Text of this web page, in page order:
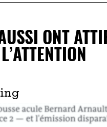
ONT
L’ATTENTION